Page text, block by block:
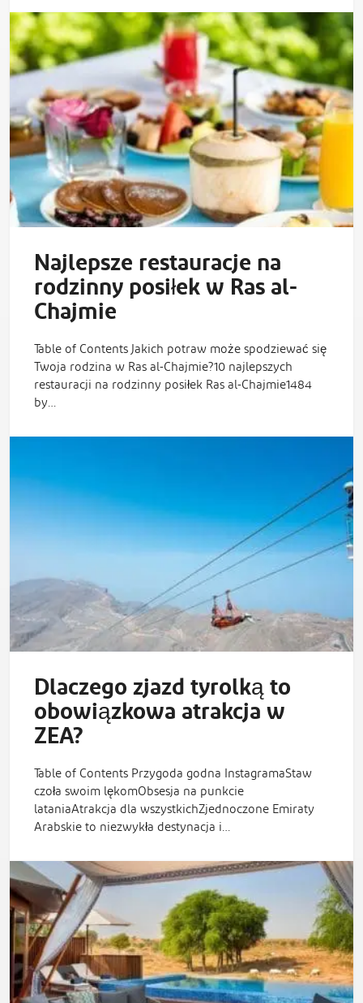
Najlepsze restauracje na
rodzinny posiłek w Ras al-
Chajmie
Table of Contents Jakich potraw może spodziewać się
Twoja rodzina w Ras al-Chajmie?10 najlepszych
restauracji na rodzinny posiłek Ras al-Chajmie1484
by…
Dlaczego zjazd tyrolką to
obowiązkowa atrakcja w
ZEA?
Table of Contents Przygoda godna InstagramaStaw
czoła swoim lękomObsesja na punkcie
lataniaAtrakcja dla wszystkichZjednoczone Emiraty
Arabskie to niezwykła destynacja i…